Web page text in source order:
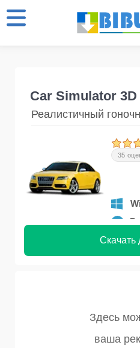
Car Simulator 3D
Реалистичный
35
Скачать